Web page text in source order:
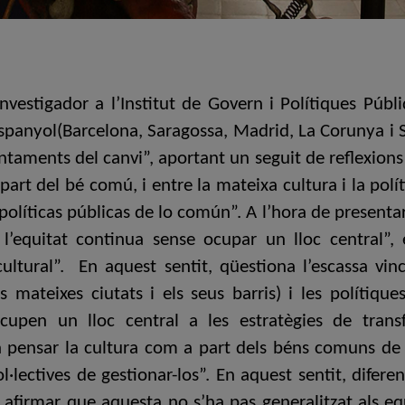
a l’Institut de Govern i Polítiques
Saragossa, Madrid, La Corunya
del canvi”, aportant un seguit de
del bé comú, i entre la mateixa cultura i la
públicas de lo común”. A l’hora de
continua sense ocupar un lloc
En aquest sentit, qüestiona l’escassa
ciutats i els seus barris) i les
un lloc central a les estratègies de
pensar la cultura com a part dels béns comuns
de gestionar-los”. En aquest sentit,